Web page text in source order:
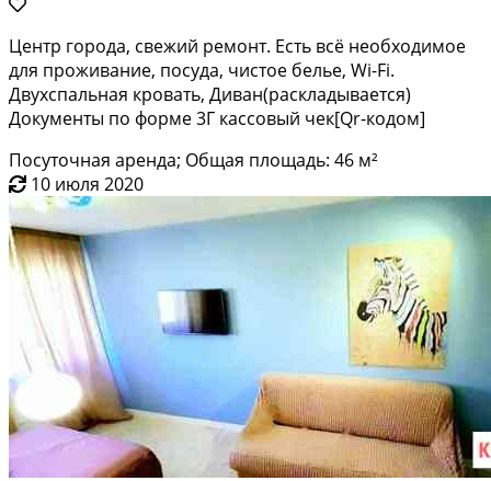
Центр города, свежий ремонт. Есть всё необходимое
для проживание, посуда, чистое белье, Wi-Fi.
Двухспальная кровать, Диван(раскладывается)
Документы по форме 3Г кассовый чек[Qr-кодом]
Посуточная аренда; Общая площадь: 46 м²
10 июля 2020